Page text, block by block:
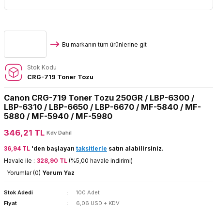
Bu markanın tüm ürünlerine git
Stok Kodu
CRG-719 Toner Tozu
Canon CRG-719 Toner Tozu 250GR / LBP-6300 /
LBP-6310 / LBP-6650 / LBP-6670 / MF-5840 / MF-
5880 / MF-5940 / MF-5980
346,21 TL Kdv Dahil
36,94 TL 'den başlayan taksitlerle satın alabilirsiniz.
Havale ile : 328,90 TL (%5,00 havale indirimi)
Yorumlar (0) Yorum Yaz
Stok Adedi
100 Adet
Fiyat
6,06 USD + KDV